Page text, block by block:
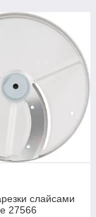
слайсами
27566